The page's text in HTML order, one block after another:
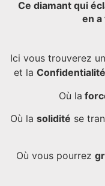
Ce diamant qui
en
Ici vous trouverez
et la Confidentialité
Où la
Où la solidité se
Où vous pourrez